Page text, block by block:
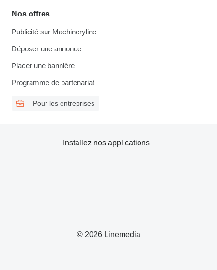
Nos offres
Publicité sur Machineryline
Déposer une annonce
Placer une bannière
Programme de partenariat
Pour les entreprises
© 2026 Linemedia
Installez nos applications